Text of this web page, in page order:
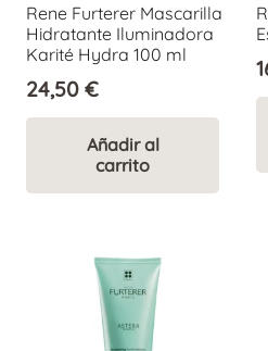
Rene Furterer Mascarilla
Hidratante Iluminadora
Karité Hydra 100 ml
24,50 €
Añadir al
carrito